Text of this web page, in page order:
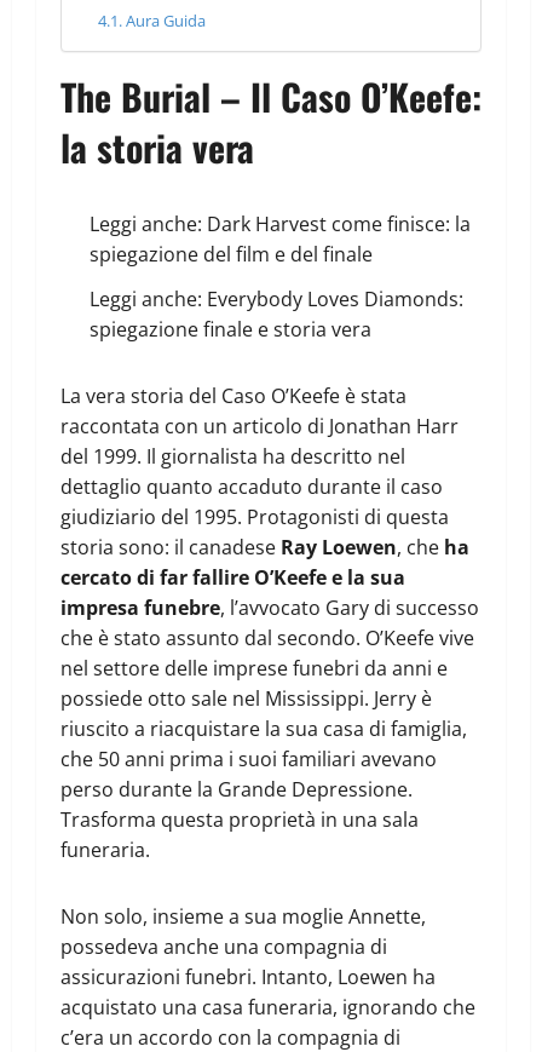
Aura Guida
The Burial – Il Caso O’Keefe:
la storia vera
Leggi anche: Dark Harvest come finisce: la
spiegazione del film e del finale
Leggi anche: Everybody Loves Diamonds:
spiegazione finale e storia vera
La vera storia del Caso O’Keefe è stata
raccontata con un articolo di Jonathan Harr
del 1999. Il giornalista ha descritto nel
dettaglio quanto accaduto durante il caso
giudiziario del 1995. Protagonisti di questa
storia sono: il canadese Ray Loewen, che ha
cercato di far fallire O’Keefe e la sua
impresa funebre, l’avvocato Gary di successo
che è stato assunto dal secondo. O’Keefe vive
nel settore delle imprese funebri da anni e
possiede otto sale nel Mississippi. Jerry è
riuscito a riacquistare la sua casa di famiglia,
che 50 anni prima i suoi familiari avevano
perso durante la Grande Depressione.
Trasforma questa proprietà in una sala
funeraria.
Non solo, insieme a sua moglie Annette,
possedeva anche una compagnia di
assicurazioni funebri. Intanto, Loewen ha
acquistato una casa funeraria, ignorando che
c’era un accordo con la compagnia di